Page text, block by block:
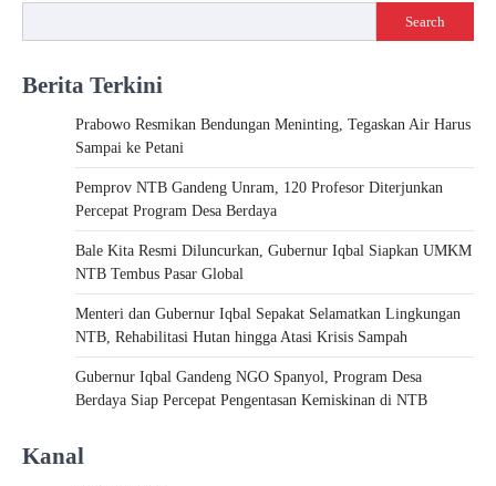
Search
Berita Terkini
Prabowo Resmikan Bendungan Meninting, Tegaskan Air Harus
Sampai ke Petani
Pemprov NTB Gandeng Unram, 120 Profesor Diterjunkan
Percepat Program Desa Berdaya
Bale Kita Resmi Diluncurkan, Gubernur Iqbal Siapkan UMKM
NTB Tembus Pasar Global
Menteri dan Gubernur Iqbal Sepakat Selamatkan Lingkungan
NTB, Rehabilitasi Hutan hingga Atasi Krisis Sampah
Gubernur Iqbal Gandeng NGO Spanyol, Program Desa
Berdaya Siap Percepat Pengentasan Kemiskinan di NTB
Kanal